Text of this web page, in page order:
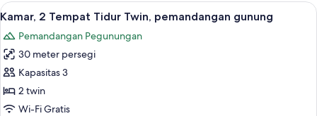
Tempat
King,
pemandangan
gunung
Lihat
semua
foto
untuk
Kamar,
2
Tempat
Seprai premium, selimut bulu angsa,
6
Kamar, 2 Tempat Tidur Twin, pemandangan gunung
Pemandangan Pegunungan
30 meter persegi
Kapasitas 3
2 twin
Wi-Fi Gratis